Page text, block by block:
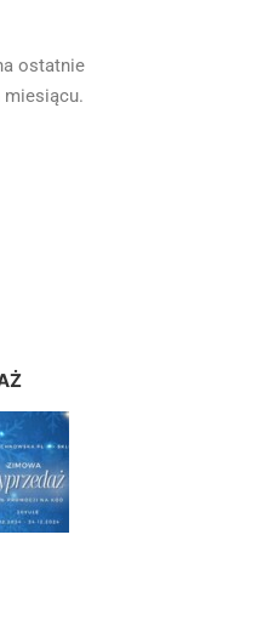
ostatnie
miesiącu.